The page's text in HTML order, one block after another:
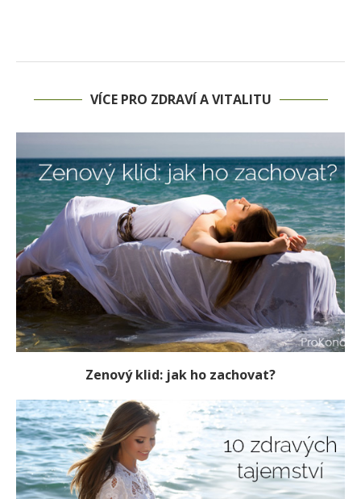
VÍCE PRO ZDRAVÍ A VITALITU
Zenový klid: jak ho zachovat?